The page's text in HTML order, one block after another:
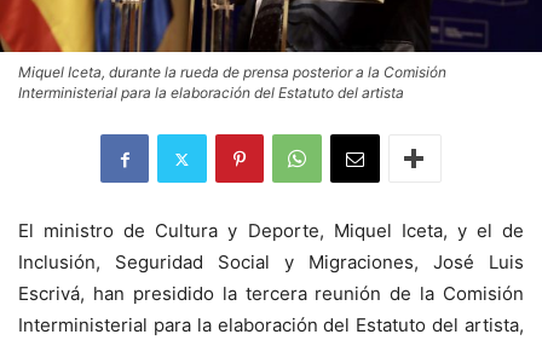
Miquel Iceta, durante la rueda de prensa posterior a la Comisión
Interministerial para la elaboración del Estatuto del artista
El ministro de Cultura y Deporte, Miquel Iceta, y el de
Inclusión, Seguridad Social y Migraciones, José Luis
Escrivá, han presidido la tercera reunión de la Comisión
Interministerial para la elaboración del Estatuto del artista,